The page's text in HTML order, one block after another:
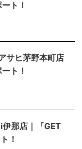
ト！
サヒ茅野本町店
ト！
那店｜『GET
！